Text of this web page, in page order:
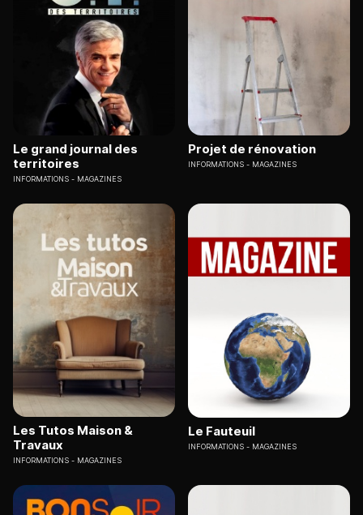
Le grand journal des
territoires
INFORMATIONS MAGAZINES
Projet de rénovation
INFORMATIONS MAGAZINES
Les Tutos Maison &
Travaux
INFORMATIONS MAGAZINES
Le Fauteuil
INFORMATIONS MAGAZINES